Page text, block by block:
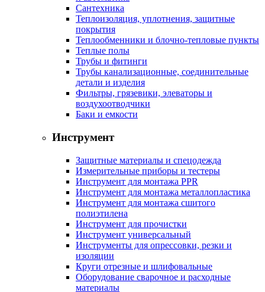
Сантехника
Теплоизоляция, уплотнения, защитные
покрытия
Теплообменники и блочно-тепловые пункты
Теплые полы
Трубы и фитинги
Трубы канализационные, соединительные
детали и изделия
Фильтры, грязевики, элеваторы и
воздухоотводчики
Баки и емкости
Инструмент
Защитные материалы и спецодежда
Измерительные приборы и тестеры
Инструмент для монтажа PPR
Инструмент для монтажа металлопластика
Инструмент для монтажа сшитого
полиэтилена
Инструмент для прочистки
Инструмент универсальный
Инструменты для опрессовки, резки и
изоляции
Круги отрезные и шлифовальные
Оборудование сварочное и расходные
материалы